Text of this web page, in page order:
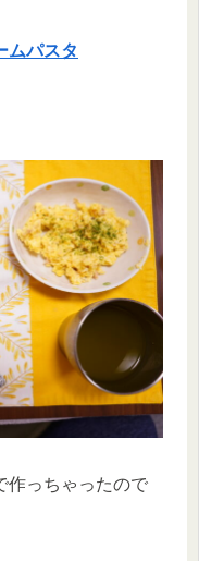
ムパスタ
作っちゃったので